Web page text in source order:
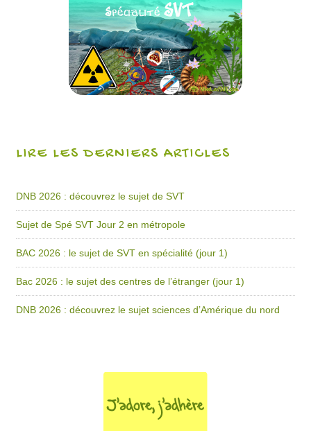
LIRE LES DERNIERS ARTICLES
DNB 2026 : découvrez le sujet de SVT
Sujet de Spé SVT Jour 2 en métropole
BAC 2026 : le sujet de SVT en spécialité (jour 1)
Bac 2026 : le sujet des centres de l’étranger (jour 1)
DNB 2026 : découvrez le sujet sciences d’Amérique du nord